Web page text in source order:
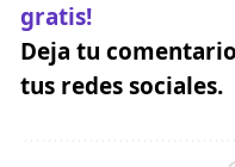
gratis!
Deja tu
tus redes sociales.